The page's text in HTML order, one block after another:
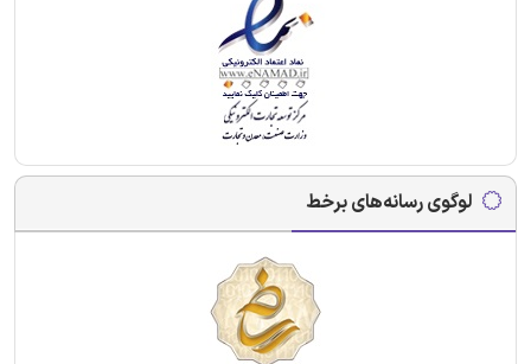
لوگوی رسانه‌های برخط